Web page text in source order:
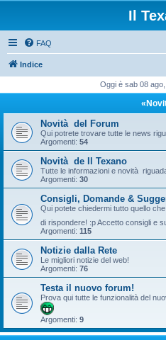
Il
FAQ
Indice
Oggi è sab 08
Novità del Forum
Qui potrete trovare tutte le news
Argomenti: 54
Novità de Il Texano
Tutte le informazioni e novità
Argomenti: 30
Consigli, Domande &
Qui potete chiedermi tutto quello
di rispondere! :p Accetto consigli e
Argomenti: 115
Notizie dalla Rete
Le migliori notizie del web!
Argomenti: 76
Testa il nuovo forum!
Prova qui tutte le funzionalità del
Argomenti: 9